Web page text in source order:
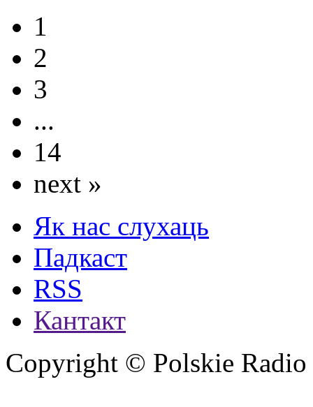
1
2
3
...
14
next »
Як нас слухаць
Падкаст
RSS
Кантакт
Copyright © Polskie